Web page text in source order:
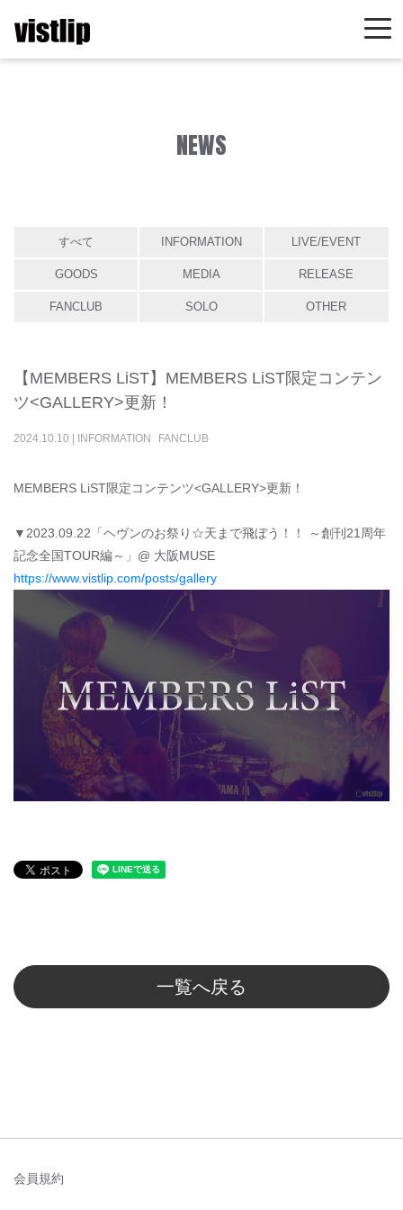
NEWS
すべて INFORMATION LIVE/EVENT
GOODS MEDIA RELEASE
FANCLUB SOLO OTHER
【MEMBERS LiST】MEMBERS LiST限定コンテン
ツ<GALLERY>更新！
2024.10.10 INFORMATION FANCLUB
MEMBERS LiST限定コンテンツ<GALLERY>更新！
▼2023.09.22「ヘヴンのお祭り☆天まで飛ぼう！！ ～創刊21周年
記念全国TOUR編～」@ 大阪MUSE
https://www.vistlip.com/posts/gallery
一覧へ戻る
会員規約